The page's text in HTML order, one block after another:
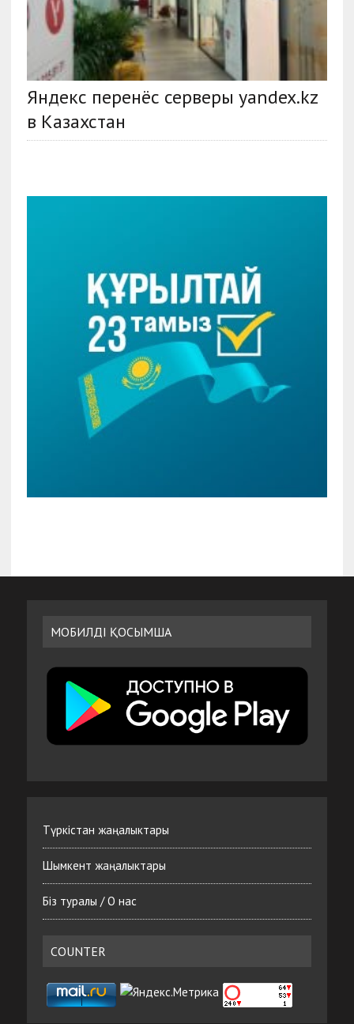
Яндекс перенёс серверы yandex.kz
в Казахстан
МОБИЛДІ ҚОСЫМША
Түркістан жаңалыктары
Шымкент жаңалыктары
Біз туралы / О нас
COUNTER